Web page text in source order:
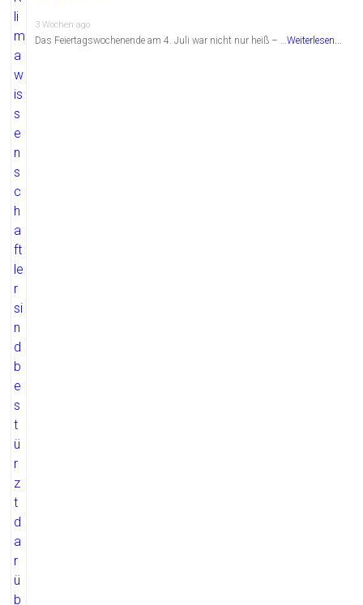
3 Wochen ago
Das Feiertagswochenende am 4. Juli war nicht nur heiß – …Weiterlesen...